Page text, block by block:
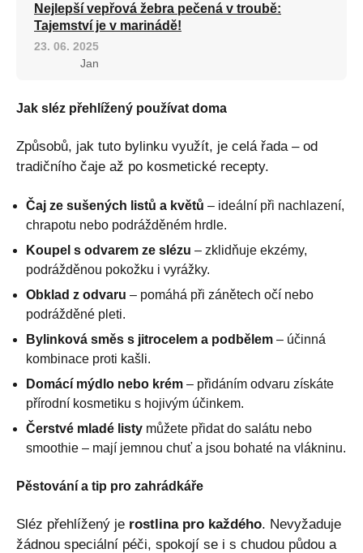
Nejlepší vepřová žebra pečená v troubě:
Tajemství je v marinádě!
23. 06. 2025
Jan
Jak sléz přehlížený používat doma
Způsobů, jak tuto bylinku využít, je celá řada – od
tradičního čaje až po kosmetické recepty.
Čaj ze sušených listů a květů – ideální při nachlazení,
chrapotu nebo podrážděném hrdle.
Koupel s odvarem ze slézu – zklidňuje ekzémy,
podrážděnou pokožku i vyrážky.
Obklad z odvaru – pomáhá při zánětech očí nebo
podrážděné pleti.
Bylinková směs s jitrocelem a podbělem – účinná
kombinace proti kašli.
Domácí mýdlo nebo krém – přidáním odvaru získáte
přírodní kosmetiku s hojivým účinkem.
Čerstvé mladé listy můžete přidat do salátu nebo
smoothie – mají jemnou chuť a jsou bohaté na vlákninu.
Pěstování a tip pro zahrádkáře
Sléz přehlížený je rostlina pro každého. Nevyžaduje
žádnou speciální péči, spokojí se i s chudou půdou a